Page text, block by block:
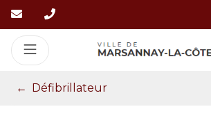
Aller
au
contenu
Défibrillateur